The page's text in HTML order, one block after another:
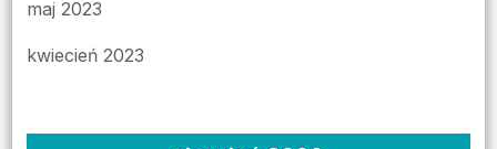
maj 2023
kwiecień 2023